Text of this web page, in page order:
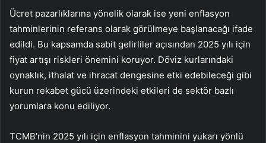
Ücret pazarlıklarına yönelik olarak ise yeni enflasyon
tahminlerinin referans olarak görülmeye başlanacağı ifade
edildi. Bu kapsamda sabit gelirliler açısından 2025 yılı için
fiyat artışı riskleri önemini koruyor. Döviz kurlarındaki
oynaklık, ithalat ve ihracat dengesine etki edebileceği gibi
kurun rekabet gücü üzerindeki etkileri de sektör bazlı
yorumlara konu ediliyor.
TCMB’nin 2025 yılı için enflasyon tahminini yukarı yönlü